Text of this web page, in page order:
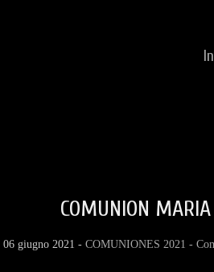
COMUNION MARIA
06 giugno 2021 - COMUNIONES 2021 -